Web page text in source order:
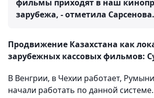
фильмы приходят в наш
зарубежа, - отметила Сарсенова.
Продвижение Казахстана как
зарубежных кассовых фильмов:
В Венгрии, в Чехии работает,
начали работать по данной системе.